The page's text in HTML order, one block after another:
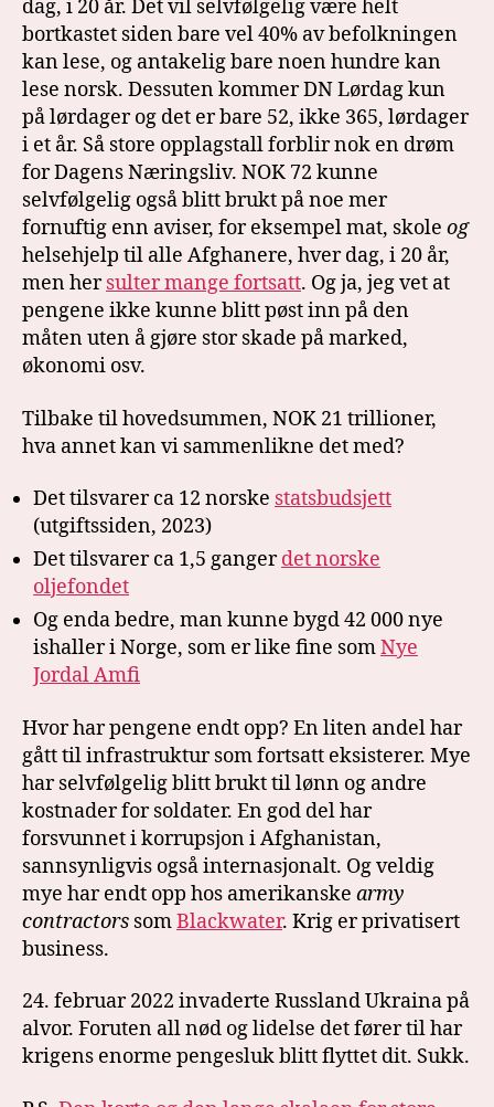
dag, i 20 år. Det vil selvfølgelig være helt
bortkastet siden bare vel 40% av befolkningen
kan lese, og antakelig bare noen hundre kan
lese norsk. Dessuten kommer DN Lørdag kun
på lørdager og det er bare 52, ikke 365, lørdager
i et år. Så store opplagstall forblir nok en drøm
for Dagens Næringsliv. NOK 72 kunne
selvfølgelig også blitt brukt på noe mer
fornuftig enn aviser, for eksempel mat, skole og
helsehjelp til alle Afghanere, hver dag, i 20 år,
men hersulter mange fortsatt. Og ja, jeg vet at
pengene ikke kunne blitt pøst inn på den
måten uten å gjøre stor skade på marked,
økonomi osv.
Tilbake til hovedsummen, NOK 21 trillioner,
hva annet kan vi sammenlikne det med?
Det tilsvarer ca 12 norske statsbudsjett
(utgiftssiden, 2023)
Det tilsvarer ca 1,5 gangerdet norske
oljefondet
Og enda bedre, man kunne bygd 42 000 nye
ishaller i Norge, som er like fine somNye
Jordal Amfi
Hvor har pengene endt opp? En liten andel har
gått til infrastruktur som fortsatt eksisterer. Mye
har selvfølgelig blitt brukt til lønn og andre
kostnader for soldater. En god del har
forsvunnet i korrupsjon i Afghanistan,
sannsynligvis også internasjonalt. Og veldig
mye har endt opp hos amerikanske army
contractors somBlackwater. Krig er privatisert
business.
24. februar 2022 invaderte Russland Ukraina på
alvor. Foruten all nød og lidelse det fører til har
krigens enorme pengesluk blitt flyttet dit. Sukk.